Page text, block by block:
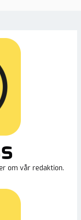
om vår redaktion.